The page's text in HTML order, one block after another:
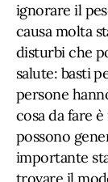
ignorare il
causa molta
disturbi che
salute: basti
persone
cosa da fare
possono
importante